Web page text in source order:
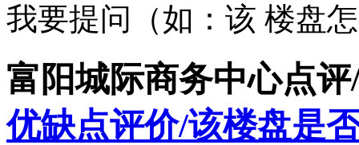
我要提问（如：该 楼盘
富阳城际商务中心点
优缺点评价/该楼盘是